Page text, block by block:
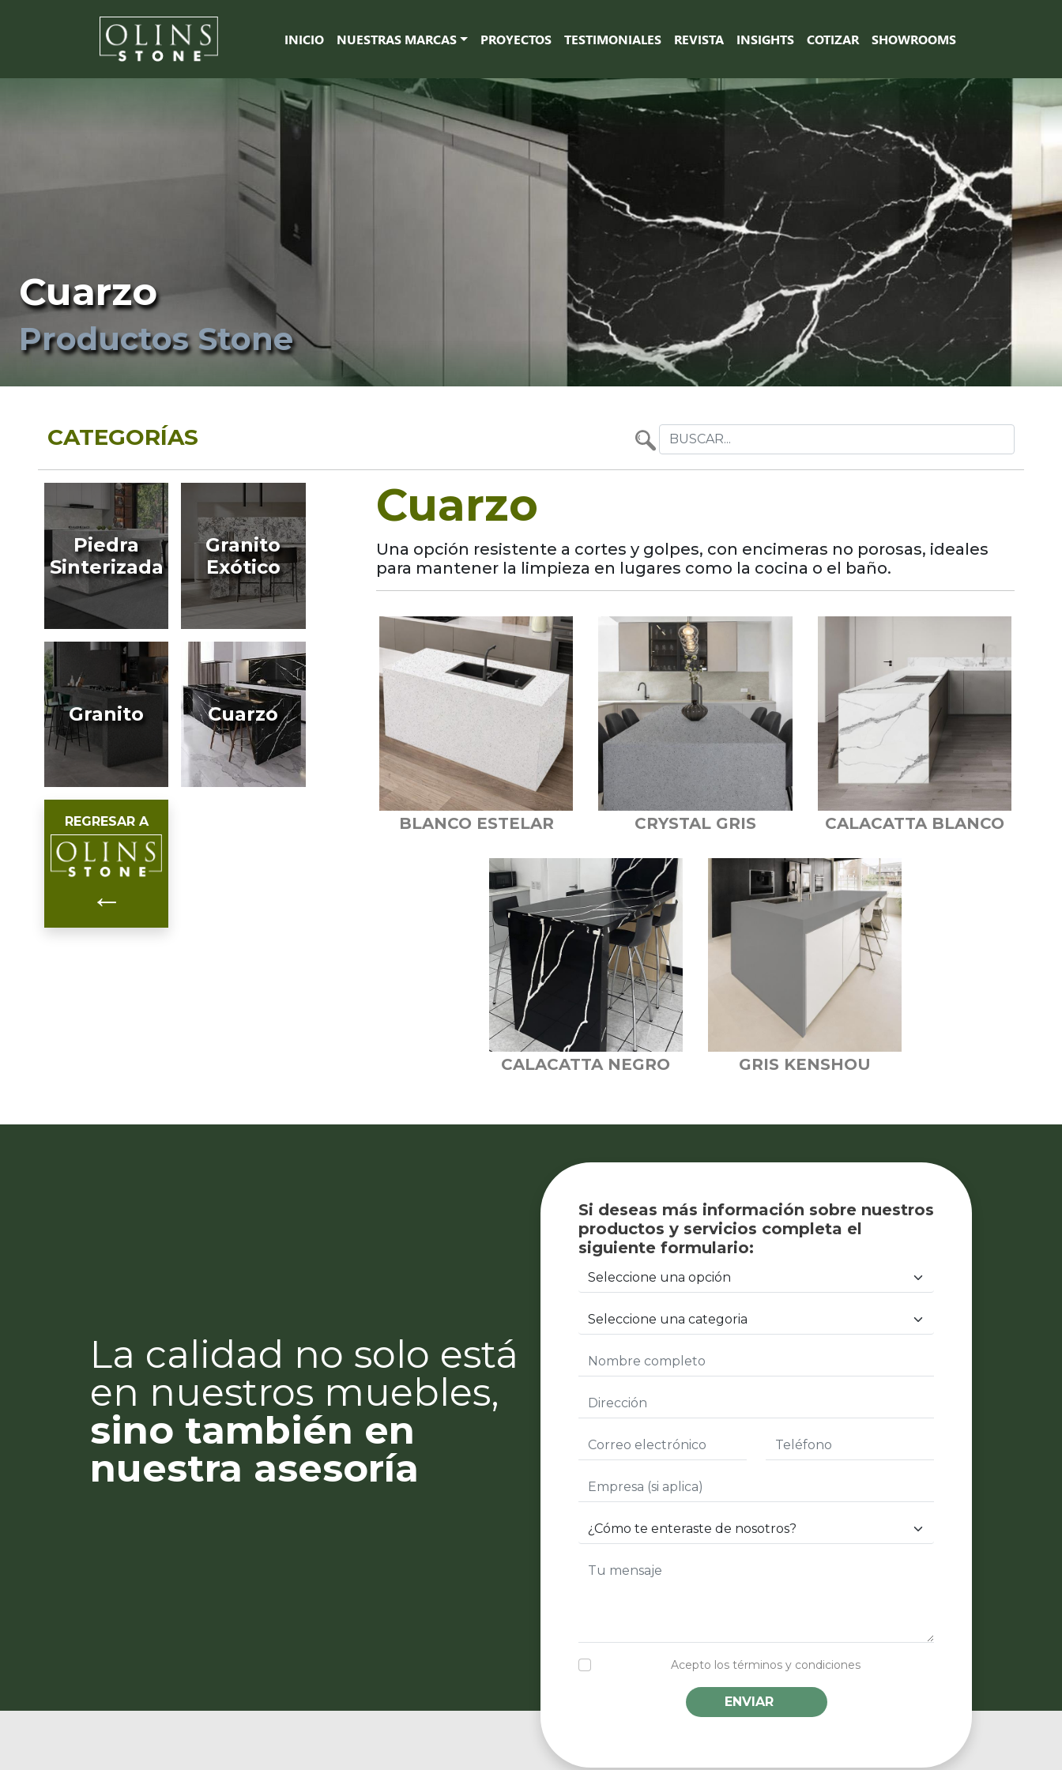
INICIO NUESTRAS MARCAS PROYECTOS TESTIMONIALES REVISTA INSIGHTS COTIZAR SHOWROOMS
Cuarzo
Productos Stone
CATEGORÍAS
Piedra
Sinterizada
Granito
Exótico
Granito Cuarzo
REGRESAR A
←
Cuarzo
Una opción resistente a cortes y golpes, con encimeras no porosas, ideales
para mantener la limpieza en lugares como la cocina o el baño.
BLANCO ESTELAR CRYSTAL GRIS CALACATTA BLANCO
CALACATTA NEGRO GRIS KENSHOU
La calidad no solo está
en nuestros muebles,
sino también en
nuestra asesoría
Si deseas más información sobre nuestros
productos y servicios completa el
siguiente formulario:
Acepto los términos y condiciones
ENVIAR